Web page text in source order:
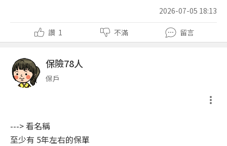
2026-07-05 18:13
讚 1 不滿 留言
保險78人
保戶
---> 看名稱
至少有 5年左右的保單